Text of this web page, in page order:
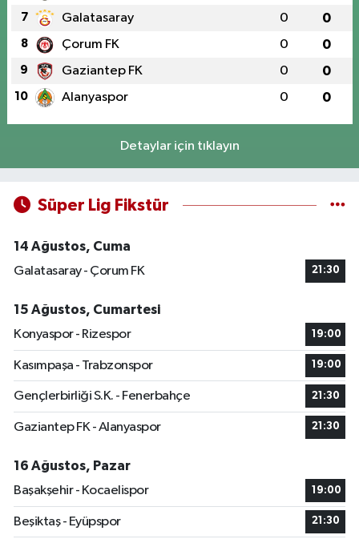
7 Galatasaray 0 0
8 Çorum FK 0 0
9 Gaziantep FK 0 0
10 Alanyaspor 0 0
Detaylar için tıklayın
Süper Lig Fikstür
14 Ağustos, Cuma
Galatasaray - Çorum FK
21:30
15 Ağustos, Cumartesi
Konyaspor - Rizespor
19:00
Kasımpaşa - Trabzonspor 19:00
Gençlerbirliği S.K. - Fenerbahçe 21:30
Gaziantep FK - Alanyaspor 21:30
16 Ağustos, Pazar
Başakşehir - Kocaelispor
19:00
Beşiktaş - Eyüpspor 21:30